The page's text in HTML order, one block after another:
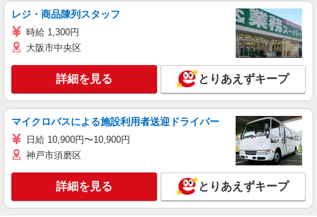
レジ・商品陳列スタッフ
時給 1,300円
大阪市中央区
詳細を見る とりあえずキープ
マイクロバスによる施設利用者送迎ドライバー
日給 10,900円〜10,900円
神戸市須磨区
詳細を見る とりあえずキープ